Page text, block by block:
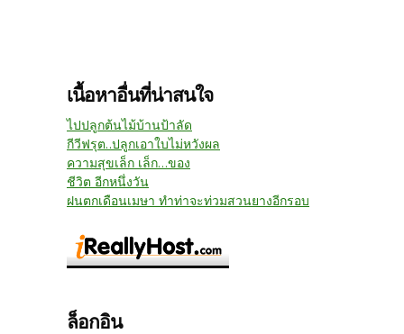
เนื้อหาอื่นที่น่าสนใจ
ไปปลูกต้นไม้บ้านป้าลัด
กีวีฟรุต..ปลูกเอาใบไม่หวังผล
ความสุขเล็ก เล็ก...ของ
ชีวิต อีกหนึ่งวัน
ฝนตกเดือนเมษา ทำท่าจะท่วมสวนยางอีกรอบ
ล็อกอิน